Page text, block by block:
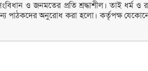
ও জনমতের প্রতি শ্রদ্ধাশীল। তাই ধর্ম ও
পাঠকদের অনুরোধ করা হলো। কর্তৃপক্ষ